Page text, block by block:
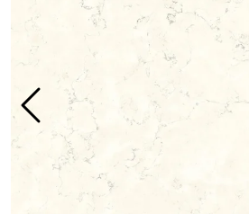
Butikker
Prosjekt
Still et spørsmål